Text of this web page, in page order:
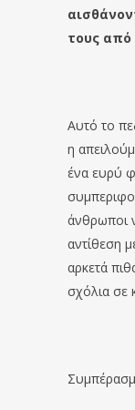
τους από
Αυτό το
η
ένα ευρύ
άνθρωποι
αντίθεση
αρκετά
σχόλια σε